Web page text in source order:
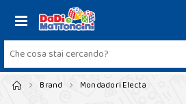
Brand Mondadori Electa